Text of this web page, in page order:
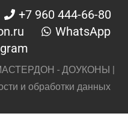
+7 960 444-66-80
WhatsApp
- ДОУКОНЫ |
и обработки данных